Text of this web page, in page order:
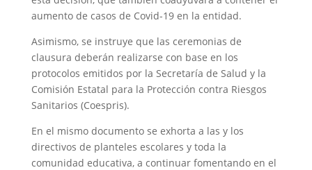
aumento de casos de Covid-19 en la entidad.
Asimismo, se instruye que las ceremonias de
clausura deberán realizarse con base en los
protocolos emitidos por la Secretaría de Salud y la
Comisión Estatal para la Protección contra Riesgos
Sanitarios (Coespris).
En el mismo documento se exhorta a las y los
directivos de planteles escolares y toda la
comunidad educativa, a continuar fomentando en el